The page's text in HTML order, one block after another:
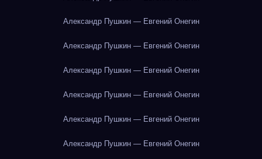
Александр Пушкин — Евгений Онегин
Александр Пушкин — Евгений Онегин
Александр Пушкин — Евгений Онегин
Александр Пушкин — Евгений Онегин
Александр Пушкин — Евгений Онегин
Александр Пушкин — Евгений Онегин